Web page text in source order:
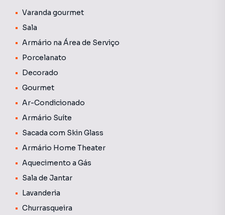
PARALELAS!Tudo que eu disser aqui será pouco ao ver com
seus próprios olhos.Vem conosco realizar esse desejo!
Varanda gourmet
Sala
Armário na Área de Serviço
Porcelanato
Decorado
Gourmet
Ar-Condicionado
Armário Suíte
Sacada com Skin Glass
Armário Home Theater
Aquecimento a Gás
Sala de Jantar
Lavanderia
Churrasqueira